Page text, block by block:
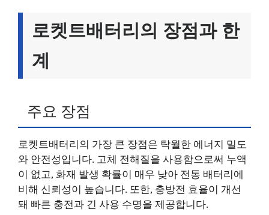
로켓트배터리의 장점과 한
계
주요 장점
로켓트배터리의 가장 큰 장점은 탁월한 에너지 밀도
와 안전성입니다. 고체 전해질을 사용함으로써 누액
이 없고, 화재 발생 확률이 매우 낮아 전통 배터리에
비해 신뢰성이 높습니다. 또한, 충방전 효율이 개선
돼 빠른 충전과 긴 사용 수명을 제공합니다.